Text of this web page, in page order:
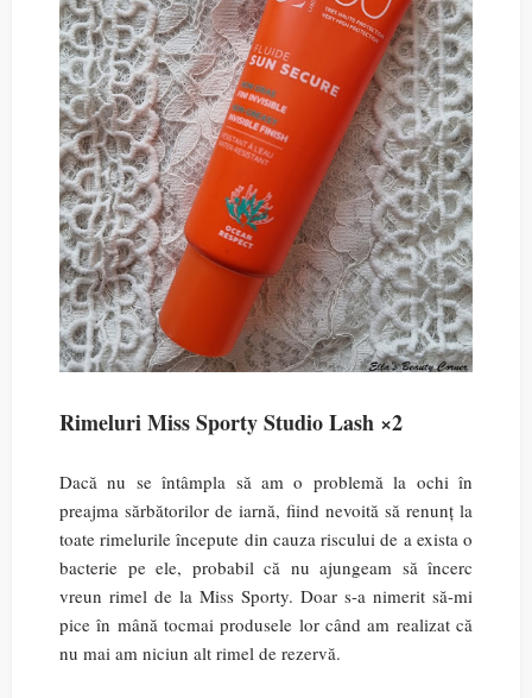
Rimeluri Miss Sporty Studio Lash ×2
Dacă nu se întâmpla să am o problemă la ochi în
preajma sărbătorilor de iarnă, fiind nevoită să renunț la
toate rimelurile începute din cauza riscului de a exista o
bacterie pe ele, probabil că nu ajungeam să încerc
vreun rimel de la Miss Sporty. Doar s-a nimerit să-mi
pice în mână tocmai produsele lor când am realizat că
nu mai am niciun alt rimel de rezervă.